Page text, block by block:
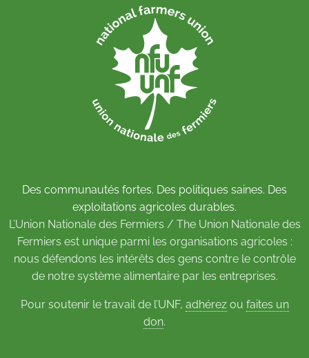
Des communautés fortes. Des politiques saines. Des
exploitations agricoles durables.
L’Union Nationale des Fermiers / The Union Nationale des
Fermiers est unique parmi les organisations agricoles :
nous défendons les intérêts des gens contre le contrôle
de notre système alimentaire par les entreprises.
Pour soutenir le travail de l’UNF, adhérezou faites un
don.